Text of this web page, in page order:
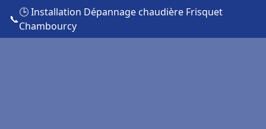
📞
🕒 Installation Dépannage chaudière Frisquet
Chambourcy